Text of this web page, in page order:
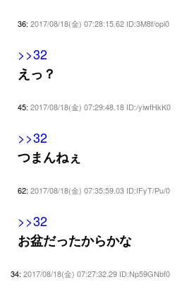
36: 2017/08/18(金) 07:28:15.62 ID:3M8f/opi0
>>32
えっ？
45: 2017/08/18(金) 07:29:48.18 ID:/yiwfHkK0
>>32
つまんねぇ
62: 2017/08/18(金) 07:35:59.03 ID:IFyT/Pu/0
>>32
お盆だったからかな
34: 2017/08/18(金) 07:27:32.29 ID:Np59GNbf0